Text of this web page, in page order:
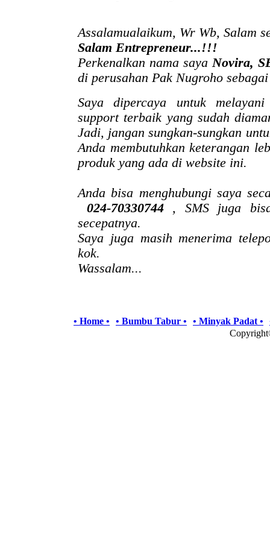
Assalamualaikum, Wr Wb, Salam
Salam Entrepreneur...!!!
Perkenalkan nama saya Novira,
di perusahan Pak Nugroho
Saya dipercaya untuk
support terbaik yang sudah
Jadi, jangan sungkan-sungkan
Anda membutuhkan keterangan
produk yang ada di website ini.
Anda bisa menghubungi saya
024-70330744 , SMS juga
secepatnya.
Saya juga masih menerima
kok.
Wassalam...
• Home • • Bumbu Tabur • • Minyak Padat •